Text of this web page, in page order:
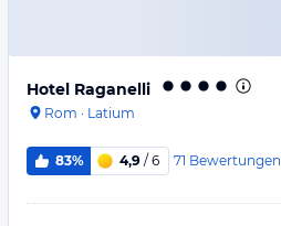
Hotel Raganelli
Rom · Latium
83% 4,9 / 6 71 Bewertungen